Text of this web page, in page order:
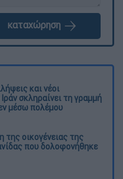
καταχώρηση
και νέοι
σκληραίνει τη γραμμή
μέσω πολέμου
οικογένειας της
που δολοφονήθηκε